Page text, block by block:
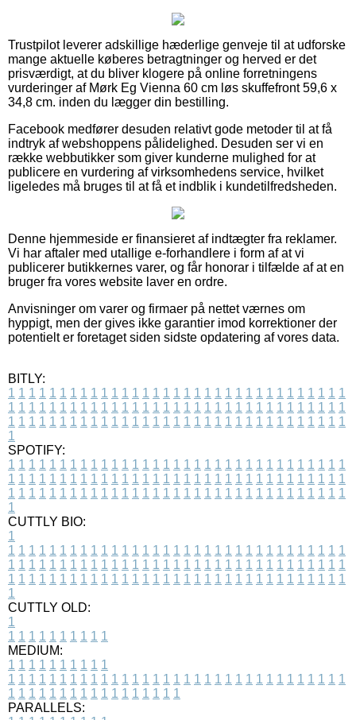
Trustpilot leverer adskillige hæderlige genveje til at udforske
mange aktuelle køberes betragtninger og herved er det
prisværdigt, at du bliver klogere på online forretningens
vurderinger af Mørk Eg Vienna 60 cm løs skuffefront 59,6 x
34,8 cm. inden du lægger din bestilling.
Facebook medfører desuden relativt gode metoder til at få
indtryk af webshoppens pålidelighed. Desuden ser vi en
række webbutikker som giver kunderne mulighed for at
publicere en vurdering af virksomhedens service, hvilket
ligeledes må bruges til at få et indblik i kundetilfredsheden.
Denne hjemmeside er finansieret af indtægter fra reklamer.
Vi har aftaler med utallige e-forhandlere i form af at vi
publicerer butikkernes varer, og får honorar i tilfælde af at en
bruger fra vores website laver en ordre.
Anvisninger om varer og firmaer på nettet værnes om
hyppigt, men der gives ikke garantier imod korrektioner der
potentielt er foretaget siden sidste opdatering af vores data.
BITLY:
1 1 1 1 1 1 1 1 1 1 1 1 1 1 1 1 1 1 1 1 1 1 1 1 1 1 1 1 1 1 1 1 1
1 1 1 1 1 1 1 1 1 1 1 1 1 1 1 1 1 1 1 1 1 1 1 1 1 1 1 1 1 1 1 1 1
1 1 1 1 1 1 1 1 1 1 1 1 1 1 1 1 1 1 1 1 1 1 1 1 1 1 1 1 1 1 1 1 1
1
SPOTIFY:
1 1 1 1 1 1 1 1 1 1 1 1 1 1 1 1 1 1 1 1 1 1 1 1 1 1 1 1 1 1 1 1 1
1 1 1 1 1 1 1 1 1 1 1 1 1 1 1 1 1 1 1 1 1 1 1 1 1 1 1 1 1 1 1 1 1
1 1 1 1 1 1 1 1 1 1 1 1 1 1 1 1 1 1 1 1 1 1 1 1 1 1 1 1 1 1 1 1 1
1
CUTTLY BIO:
1
1 1 1 1 1 1 1 1 1 1 1 1 1 1 1 1 1 1 1 1 1 1 1 1 1 1 1 1 1 1 1 1 1
1 1 1 1 1 1 1 1 1 1 1 1 1 1 1 1 1 1 1 1 1 1 1 1 1 1 1 1 1 1 1 1 1
1 1 1 1 1 1 1 1 1 1 1 1 1 1 1 1 1 1 1 1 1 1 1 1 1 1 1 1 1 1 1 1 1
1
CUTTLY OLD:
1
1 1 1 1 1 1 1 1 1 1
MEDIUM:
1 1 1 1 1 1 1 1 1 1
1 1 1 1 1 1 1 1 1 1 1 1 1 1 1 1 1 1 1 1 1 1 1 1 1 1 1 1 1 1 1 1 1
1 1 1 1 1 1 1 1 1 1 1 1 1 1 1 1 1
PARALLELS: